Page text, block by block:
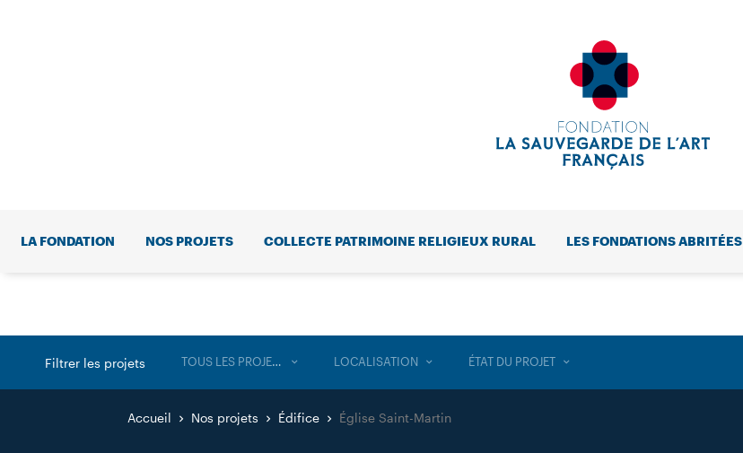
LA FONDATION NOS PROJETS COLLECTE PATRIMOINE RELIGIEUX RURAL LES FONDATIONS ABRITÉES
Filtrer les projets TOUS LES PROJETS LOCALISATION ÉTAT DU PROJET
Accueil Nos projets Édifice Église Saint-Martin